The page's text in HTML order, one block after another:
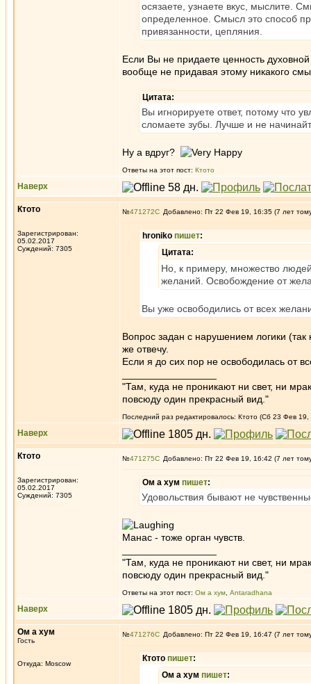
осязаете, узнаете вкус, мыслите.
определенное. Смысл это способ
привязанности, цепляния.
Если Вы не придаете ценность
вообще не придавая этому никакого
Цитата:
Вы игнорируете ответ, потому что
сломаете зубы. Лучше и не
Ну а вдруг?
Ответы на этот пост: Ктото
Наверх
Ктото
Зарегистрирован:
05.02.2017
Суждений: 7305
№471272 Добавлено: Пт 22 Фев 19, 16:35 (7 лет
hroniko пишет:
Цитата:
Но, к примеру, множество
желаний. Освобождение от
Вы уже освободились от всех
Вопрос задан с нарушением логики
же отвечу.
Если я до сих пор не освободилась от
"Там, куда не проникают ни свет, ни
повсюду один прекрасный вид."
Последний раз редактировалось: Ктото (Сб 23 Фев 19,
Наверх
Ктото
Зарегистрирован:
05.02.2017
Суждений: 7305
№471275 Добавлено: Пт 22 Фев 19, 16:42 (7 лет
Ом а хум пишет:
Удовольствия бывают не
Манас - тоже орган чувств.
"Там, куда не проникают ни свет, ни
повсюду один прекрасный вид."
Ответы на этот пост: Ом а хум Antaradhana
Наверх
Ом а хум
Гость
Откуда: Moscow
№471276 Добавлено: Пт 22 Фев 19, 16:47 (7 лет
Ктото пишет:
Ом а хум пишет: